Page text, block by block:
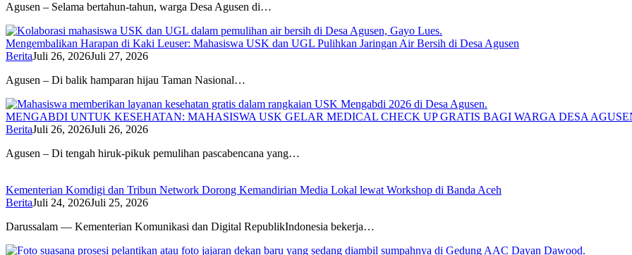
Agusen – Selama bertahun-tahun, warga Desa Agusen di…
Mengembalikan Harapan di Kaki Leuser: Mahasiswa USK dan UGL Pulihkan Jaringan Air Bersih di Desa Agusen
BeritaJuli 26, 2026Juli 27, 2026
Agusen – Di balik hamparan hijau Taman Nasional…
MENGABDI UNTUK KESEHATAN: MAHASISWA USK GELAR MEDICAL CHECK UP GRATIS BAGI WARGA DESA
BeritaJuli 26, 2026Juli 26, 2026
Agusen – Di tengah hiruk-pikuk pemulihan pascabencana yang…
Kementerian Komdigi dan Tribun Network Dorong Kemandirian Media Lokal lewat Workshop di Banda Aceh
BeritaJuli 24, 2026Juli 25, 2026
Darussalam — Kementerian Komunikasi dan Digital RepublikIndonesia bekerja…